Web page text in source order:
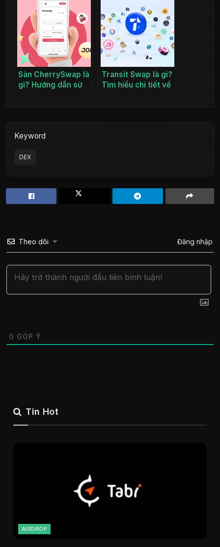
Sàn CherrySwap là
gì? Hướng dẫn sử
Transit Swap là gì?
Tìm hiểu chi tiết về
Keyword
DEX
Theo dõi Đăng nhập
0 GÓP Ý
Tin Hot
AIRDROP